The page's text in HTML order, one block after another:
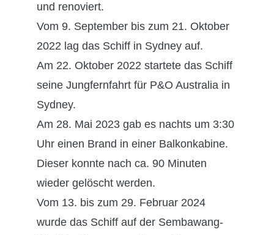
und renoviert.
Vom 9. September bis zum 21. Oktober
2022 lag das Schiff in Sydney auf.
Am 22. Oktober 2022 startete das Schiff
seine Jungfernfahrt für P&O Australia in
Sydney.
Am 28. Mai 2023 gab es nachts um 3:30
Uhr einen Brand in einer Balkonkabine.
Dieser konnte nach ca. 90 Minuten
wieder gelöscht werden.
Vom 13. bis zum 29. Februar 2024
wurde das Schiff auf der Sembawang-